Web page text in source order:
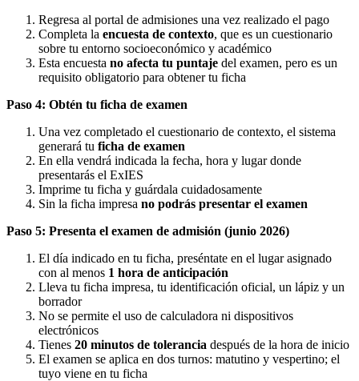
Regresa al portal de admisiones una vez realizado el pago
Completa la encuesta de contexto, que es un cuestionario
sobre tu entorno socioeconómico y académico
Esta encuesta no afecta tu puntaje del examen, pero es un
requisito obligatorio para obtener tu ficha
Paso 4: Obtén tu ficha de examen
Una vez completado el cuestionario de contexto, el sistema
generará tu ficha de examen
En ella vendrá indicada la fecha, hora y lugar donde
presentarás el ExIES
Imprime tu ficha y guárdala cuidadosamente
Sin la ficha impresa no podrás presentar el examen
Paso 5: Presenta el examen de admisión (junio 2026)
El día indicado en tu ficha, preséntate en el lugar asignado
con al menos 1 hora de anticipación
Lleva tu ficha impresa, tu identificación oficial, un lápiz y un
borrador
No se permite el uso de calculadora ni dispositivos
electrónicos
Tienes 20 minutos de tolerancia después de la hora de inicio
El examen se aplica en dos turnos: matutino y vespertino; el
tuyo viene en tu ficha